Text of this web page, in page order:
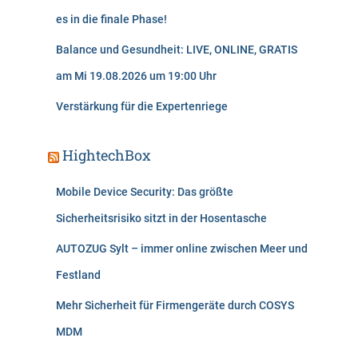
es in die finale Phase!
Balance und Gesundheit: LIVE, ONLINE, GRATIS
am Mi 19.08.2026 um 19:00 Uhr
Verstärkung für die Expertenriege
HightechBox
Mobile Device Security: Das größte
Sicherheitsrisiko sitzt in der Hosentasche
AUTOZUG Sylt – immer online zwischen Meer und
Festland
Mehr Sicherheit für Firmengeräte durch COSYS
MDM